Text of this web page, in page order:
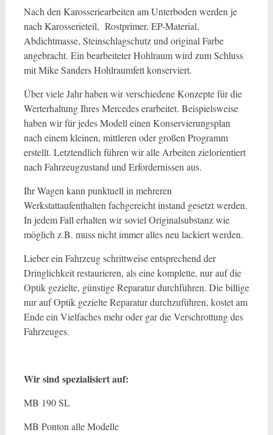
Nach den Karosseriearbeiten am Unterboden werden je
nach Karosserieteil, Rostprimer, EP-Material,
Abdichtmasse, Steinschlagschutz und original Farbe
angebracht. Ein bearbeiteter Hohlraum wird zum Schluss
mit Mike Sanders Hohlraumfett konserviert.
Über viele Jahr haben wir verschiedene Konzepte für die
Werterhaltung Ihres Mercedes erarbeitet. Beispielsweise
haben wir für jedes Modell einen Konservierungsplan
nach einem kleinen, mittleren oder großen Programm
erstellt. Letztendlich führen wir alle Arbeiten zielorientiert
nach Fahrzeugzustand und Erfordernissen aus.
Ihr Wagen kann punktuell in mehreren
Werkstattaufenthalten fachgereicht instand gesetzt werden.
In jedem Fall erhalten wir soviel Originalsubstanz wie
möglich z.B. muss nicht immer alles neu lackiert werden.
Lieber ein Fahrzeug schrittweise entsprechend der
Dringlichkeit restaurieren, als eine komplette, nur auf die
Optik gezielte, günstige Reparatur durchführen. Die billige
nur auf Optik gezielte Reparatur durchzuführen, kostet am
Ende ein Vielfaches mehr oder gar die Verschrottung des
Fahrzeuges.
Wir sind spezialisiert auf:
MB 190 SL
MB Ponton alle Modelle